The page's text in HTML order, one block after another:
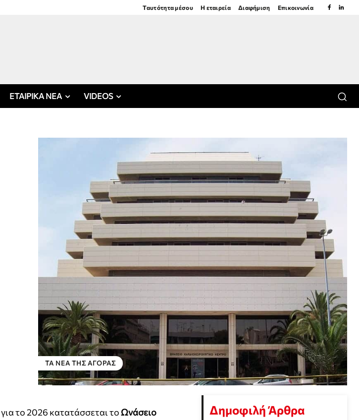
Ταυτότητα μέσου Η εταιρεία Διαφήμιση Επικοινωνία
ΕΤΑΙΡΙΚΑ ΝΕΑ VIDEOS
ΤΑ ΝΈΑ ΤΗΣ ΑΓΟΡΆΣ
για το 2026 κατατάσσεται τοΩνάσειο
Δημοφιλή Άρθρα